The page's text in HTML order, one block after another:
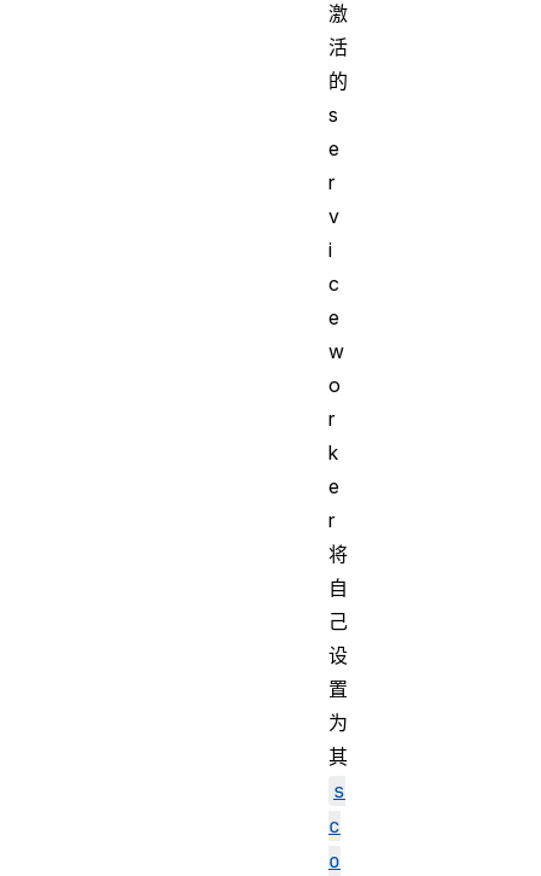
激
活
的
s
e
r
v
i
c
e
w
o
r
k
e
r
将
自
己
设
置
为
其
s
c
o